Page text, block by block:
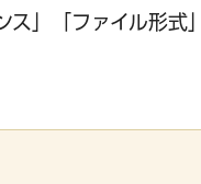
」「ファイル形